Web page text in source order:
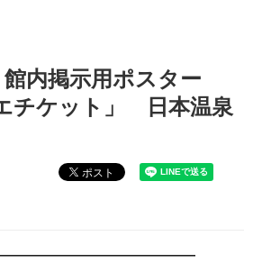
館内掲示用ポスター
チケット」 日本温泉
ポスト